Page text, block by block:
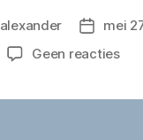
alexander
mei
Geen reactiesop